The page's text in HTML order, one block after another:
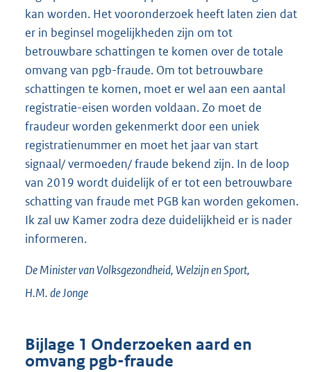
kan worden. Het vooronderzoek heeft laten zien dat
er in beginsel mogelijkheden zijn om tot
betrouwbare schattingen te komen over de totale
omvang van pgb-fraude. Om tot betrouwbare
schattingen te komen, moet er wel aan een aantal
registratie-eisen worden voldaan. Zo moet de
fraudeur worden gekenmerkt door een uniek
registratienummer en moet het jaar van start
signaal/ vermoeden/ fraude bekend zijn. In de loop
van 2019 wordt duidelijk of er tot een betrouwbare
schatting van fraude met PGB kan worden gekomen.
Ik zal uw Kamer zodra deze duidelijkheid er is nader
informeren.
De Minister van Volksgezondheid, Welzijn en Sport,
H.M. deJonge
Bijlage 1 Onderzoeken aard en
omvang pgb-fraude